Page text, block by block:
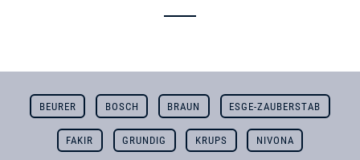
BEURER BOSCH BRAUN ESGE-ZAUBERSTAB
FAKIR GRUNDIG KRUPS NIVONA